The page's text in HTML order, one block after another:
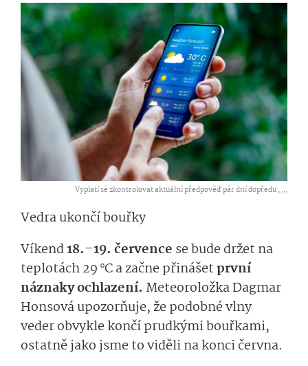
Vyplatí se zkontrolovat aktuální předpověď pár dní dopředu ,...
Vedra ukončí bouřky
Víkend18.–19. července se bude držet na
teplotách 29 °C a začne přinášet první
náznaky ochlazení. Meteoroložka Dagmar
Honsová upozorňuje, že podobné vlny
veder obvykle končí prudkými bouřkami,
ostatně jako jsme to viděli na konci června.